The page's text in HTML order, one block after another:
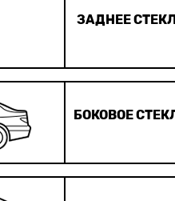
ЗАДНЕЕ
БОКОВОЕ